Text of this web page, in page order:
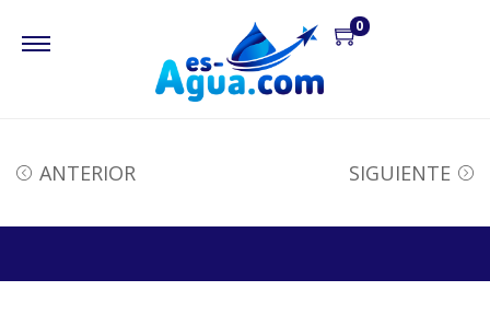
0
ANTERIOR SIGUIENTE